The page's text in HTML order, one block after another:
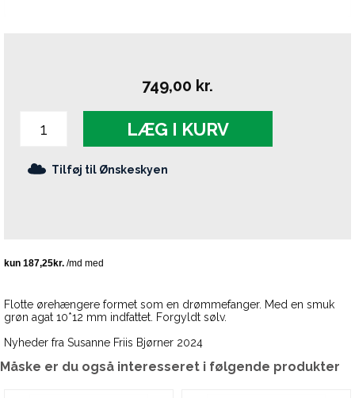
749,00 kr.
LÆG I KURV
Tilføj til Ønskeskyen
Flotte ørehængere formet som en drømmefanger. Med en smuk
grøn agat 10*12 mm indfattet. Forgyldt sølv.
Nyheder fra Susanne Friis Bjørner 2024
Måske er du også interesseret i følgende produkter